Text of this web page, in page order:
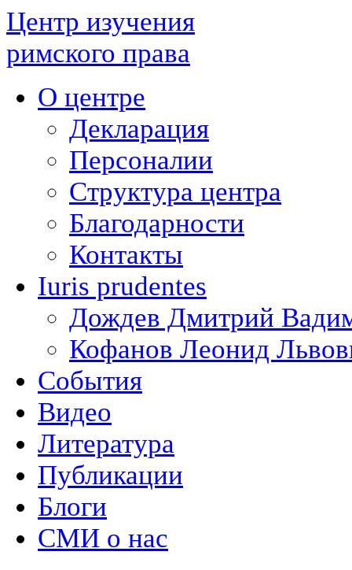
Центр изучения
римского права
О центре
Декларация
Персоналии
Структура центра
Благодарности
Контакты
Iuris prudentes
Дождев Дмитрий
Кофанов Леонид
События
Видео
Литература
Публикации
Блоги
СМИ о нас